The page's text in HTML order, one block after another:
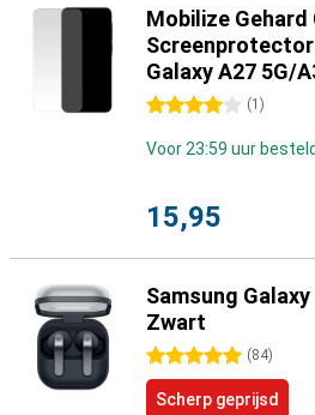
Mobilize Gehard
Screenprotector
Galaxy A27 5G/
4 sterren (1 )
Voor 23:59 uur
15,95
Samsung
Zwart
5 sterren (84)
Scherp geprijsd